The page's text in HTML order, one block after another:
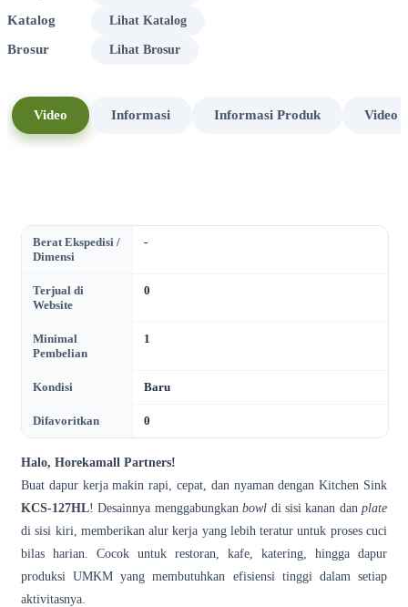
Katalog Lihat Katalog
Brosur Lihat Brosur
Video Informasi Informasi Produk Video
Berat Ekspedisi /
Dimensi
-
Terjual di
Website
0
Minimal
Pembelian
1
Kondisi Baru
Difavoritkan 0
Halo, Horekamall Partners!
Buat dapur kerja makin rapi, cepat, dan nyaman dengan Kitchen Sink
KCS-127HL! Desainnya menggabungkanbowl di sisi kanan dan plate
di sisi kiri, memberikan alur kerja yang lebih teratur untuk proses cuci
bilas harian. Cocok untuk restoran, kafe, katering, hingga dapur
produksi UMKM yang membutuhkan efisiensi tinggi dalam setiap
aktivitasnya.